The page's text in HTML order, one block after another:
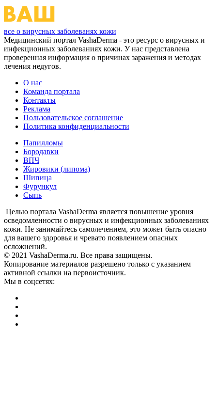
все о вирусных заболеванях кожи
Медицинский портал VashaDerma - это ресурс о вирусных и
инфекционных заболеваниях кожи. У нас представлена
проверенная информация о причинах заражения и методах
лечения недугов.
О нас
Команда портала
Контакты
Реклама
Пользовательское соглашение
Политика конфиденциальности
Папилломы
Бородавки
ВПЧ
Жировики (липома)
Шипица
Фурункул
Сыпь
Целью портала VashaDerma является повышение уровня
осведомленности о вирусных и инфекционных заболеваниях
кожи. Не занимайтесь самолечением, это может быть опасно
для вашего здоровья и чревато появлением опасных
осложнений.
© 2021 VashaDerma.ru. Все права защищены.
Копирование материалов разрешено только с указанием
активной ссылки на первоисточник.
Мы в соцсетях: